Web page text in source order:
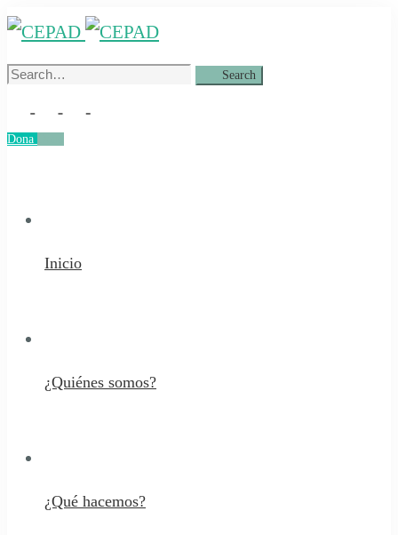
Search
Search
Dona
Inicio
¿Quiénes somos?
¿Qué hacemos?